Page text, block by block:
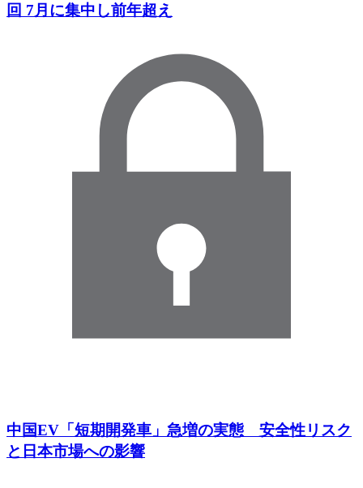
回 7月に集中し前年超え
中国EV「短期開発車」急増の実態 安全性リスク
と日本市場への影響